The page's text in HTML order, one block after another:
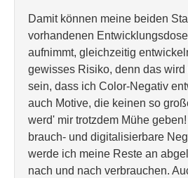
Damit können meine beiden
vorhandenen
aufnimmt, gleichzeitig
gewisses Risiko, denn das wird
sein, dass ich Color-Negativ
auch Motive, die keinen so
werd' mir trotzdem Mühe
brauch- und digitalisierbare
werde ich meine Reste an
nach und nach verbrauchen.